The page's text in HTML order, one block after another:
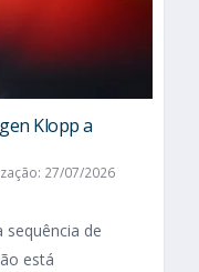
Klopp a
27/07/2026
de
está